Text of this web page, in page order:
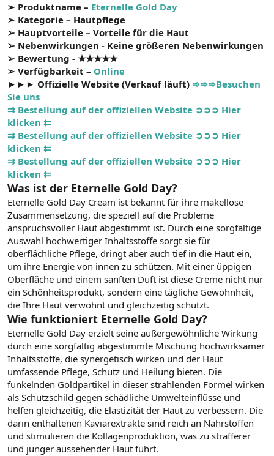
➢ Produktname – Eternelle Gold Day
➢ Kategorie – Hautpflege
➢ Hauptvorteile – Vorteile für die Haut
➢ Nebenwirkungen - Keine größeren Nebenwirkungen
➢ Bewertung - ★★★★★
➢ Verfügbarkeit – Online
►►► Offizielle Website (Verkauf läuft) ➾➾➾Besuchen
Sie uns
⇉ Bestellung auf der offiziellen Website ➲➲➲ Hier
klicken ⇇
⇉ Bestellung auf der offiziellen Website ➲➲➲ Hier
klicken ⇇
⇉ Bestellung auf der offiziellen Website ➲➲➲ Hier
klicken ⇇
Was ist der Eternelle Gold Day?
Eternelle Gold Day Cream ist bekannt für ihre makellose
Zusammensetzung, die speziell auf die Probleme
anspruchsvoller Haut abgestimmt ist. Durch eine sorgfältige
Auswahl hochwertiger Inhaltsstoffe sorgt sie für
oberflächliche Pflege, dringt aber auch tief in die Haut ein,
um ihre Energie von innen zu schützen. Mit einer üppigen
Oberfläche und einem sanften Duft ist diese Creme nicht nur
ein Schönheitsprodukt, sondern eine tägliche Gewohnheit,
die Ihre Haut verwöhnt und gleichzeitig schützt.
Wie funktioniert Eternelle Gold Day?
Eternelle Gold Day erzielt seine außergewöhnliche Wirkung
durch eine sorgfältig abgestimmte Mischung hochwirksamer
Inhaltsstoffe, die synergetisch wirken und der Haut
umfassende Pflege, Schutz und Heilung bieten. Die
funkelnden Goldpartikel in dieser strahlenden Formel wirken
als Schutzschild gegen schädliche Umwelteinflüsse und
helfen gleichzeitig, die Elastizität der Haut zu verbessern. Die
darin enthaltenen Kaviarextrakte sind reich an Nährstoffen
und stimulieren die Kollagenproduktion, was zu strafferer
und jünger aussehender Haut führt.